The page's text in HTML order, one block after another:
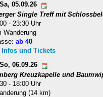
05.09.26
Single Treff mit
- 23:30 Uhr
Wanderung
ab 40
und Tickets
06.09.26
Kreuzkapelle und
- 18:00 Uhr
(14 km)